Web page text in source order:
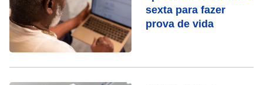
sexta para fazer
prova de vida